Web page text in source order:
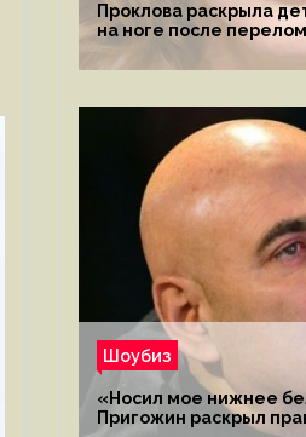
Проклова раскрыла
на ноге после
ходить»
Шоубиз
«Носил мое нижнее
Пригожин раскрыл